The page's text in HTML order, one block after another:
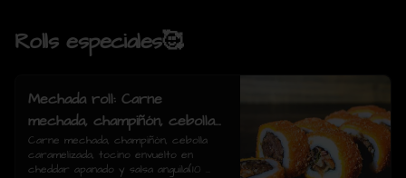
Rolls especiales🥰
Mechada roll: Carne
mechada, champiñón, cebolla
caramelizada, tocino envuelto
en cheddar apanado y salsa
Carne mechada, champiñón, cebolla
caramelizada, tocino envuelto en
cheddar apanado y salsa anguila(10